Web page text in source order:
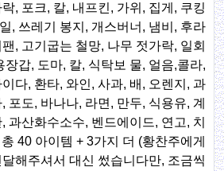
락, 포크, 칼, 내프킨, 가위, 집게, 쿠킹
, 쓰레기 봉지, 개스버너, 냄비, 후라
팬, 고기굽는 철망, 나무 젓가락, 일회
장갑, 도마, 칼, 식탁보 물, 얼음,콜라,
다, 환타, 와인, 사과, 배, 오렌지, 과
, 포도, 바나나, 라면, 만두, 식용유, 계
, 과산화수소수, 벤드에이드, 연고, 치
총 40 아이템 + 3가지 더 (황찬주에게
달해주셔서 대신 썼습니다만, 조금씩